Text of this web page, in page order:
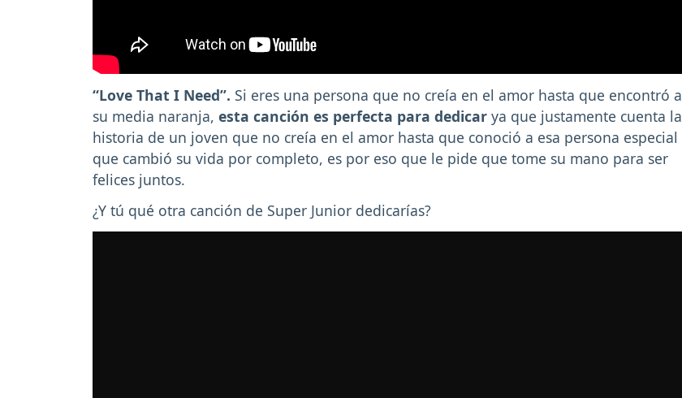
“Love That I Need”. Si eres una persona que no creía en el amor hasta que encontró a
su media naranja, esta canción es perfecta para dedicar ya que justamente cuenta la
historia de un joven que no creía en el amor hasta que conoció a esa persona especial
que cambió su vida por completo, es por eso que le pide que tome su mano para ser
felices juntos.
¿Y tú qué otra canción de Super Junior dedicarías?